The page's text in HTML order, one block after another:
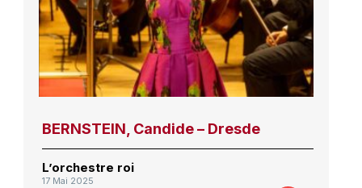
BERNSTEIN, Candide – Dresde
L’orchestre roi
17 Mai 2025